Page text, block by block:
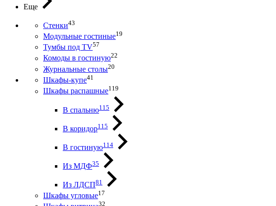
Еще
Стенки43
Модульные гостиные19
Тумбы под ТV57
Комоды в гостиную22
Журнальные столы20
Шкафы-купе41
Шкафы распашные119
В спальню115
В коридор115
В гостиную114
Из МДФ35
Из ЛДСП81
Шкафы угловые17
32